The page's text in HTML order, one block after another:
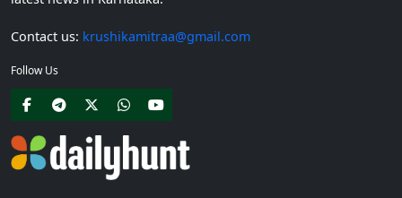
Contact us: krushikamitraa@gmail.com
Follow Us